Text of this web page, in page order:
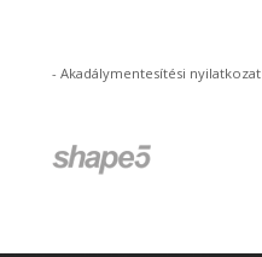
-Akadálymentesítési nyilatkozat